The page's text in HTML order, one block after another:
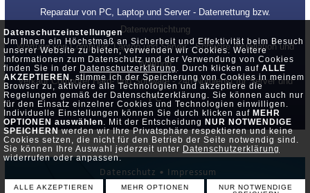
Datenschutzeinstellungen
Um Ihnen ein Höchstmaß an Sicherheit und Effektivität beim Besuch
unserer Website zu bieten, verwenden wir Cookies. Weitere
Informationen zum Datenschutz und der Verwendung von Cookies
finden Sie in der Datenschutzerklärung . Durch klicken auf ALLE
AKZEPTIEREN , stimme ich der Speicherung von Cookies in meinem
Browser zu, aktiviere alle Technologien und akzeptiere die
Regelungen gemäß der Datenschutzerklärung. Sie können auch nur
für den Einsatz einzelner Cookies und Technologien einwilligen.
Individuelle Einstellungen können Sie durch klicken auf MEHR
OPTIONEN auswählen. Mit der Entscheidung NUR NOTWENDIGE
SPEICHERNwerden wir Ihre Privatsphäre respektieren und keine
Cookies setzen, die nicht für den Betrieb der Seite notwendig sind.
Sie können Ihre Auswahl jederzeit unter Datenschutzerklärung
widerrufen oder anpassen.
ALLE AKZEPTIEREN MEHR OPTIONEN
NUR NOTWENDIGE
Reparatur von PC, Laptop und Server - Datenrettung bzw.
Datenvernichtung
Wartung von Computer, Laptop und Server - Software Installation und
Wartung
Verkauf Computer Hard- und Software - 24h Notdienst für Server und
PC
Datenschutz • Impressum